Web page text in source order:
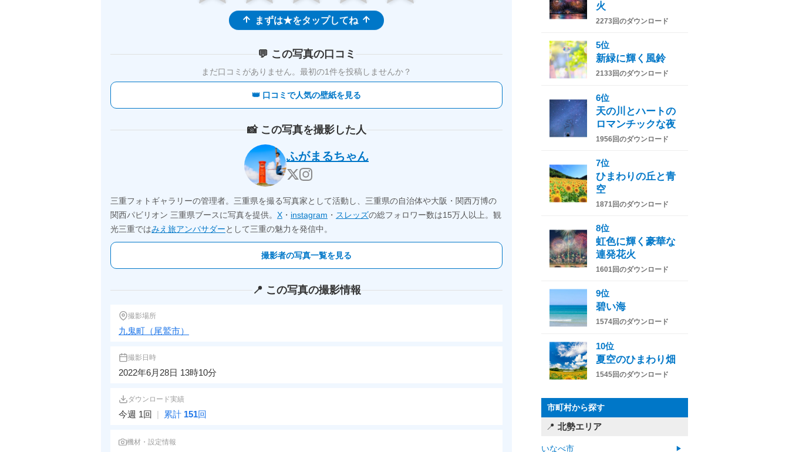
まずは★をタップしてね
💬 この写真の口コミ
まだ口コミがありません。 最初の1件を投稿しませんか？
👑 口コミで人気の壁紙を見る
📸 この写真を撮影した人
ふがまるちゃん
三重フォトギャラリーの管理者。三重県を撮る写真家として活動し、三重県の自治体や大阪・関西万博の
関西パビリオン 三重県ブースに写真を提供。 X ・ instagram ・ スレッズの総フォロワー数は15万人以上。観
光三重ではみえ旅アンバサダーとして三重の魅力を発信中。
撮影者の写真一覧を見る
📍 この写真の撮影情報
撮影場所
九鬼町（尾鷲市）
撮影日時
2022年6月28日 13時10分
ダウンロード実績
今週 1回 | 累計 151回
機材・設定情報
火
2273回のダウンロード
5位
新緑に輝く風鈴
2133回のダウンロード
6位
天の川とハートの
ロマンチックな夜
1956回のダウンロード
7位
ひまわりの丘と青
空
1871回のダウンロード
8位
虹色に輝く豪華な
連発花火
1601回のダウンロード
9位
碧い海
1574回のダウンロード
10位
夏空のひまわり畑
1545回のダウンロード
市町村から探す
北勢エリア
いなべ市